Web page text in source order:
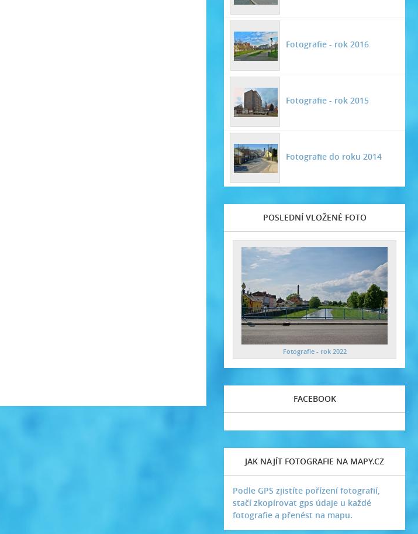
Fotografie - rok 2016
Fotografie - rok 2015
Fotografie do roku 2014
POSLEDNÍ VLOŽENÉ FOTO
Fotografie - rok 2022
FACEBOOK
JAK NAJÍT FOTOGRAFIE NA MAPY.CZ
Podle GPS zjistíte pořízení fotografií,
stačí zkopírovat gps údaje u každé
fotografie a přenést na mapu.